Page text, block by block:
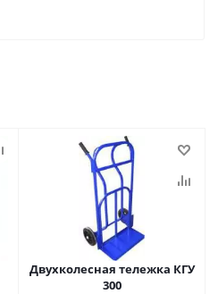
Двухколесная тележка КГУ
300